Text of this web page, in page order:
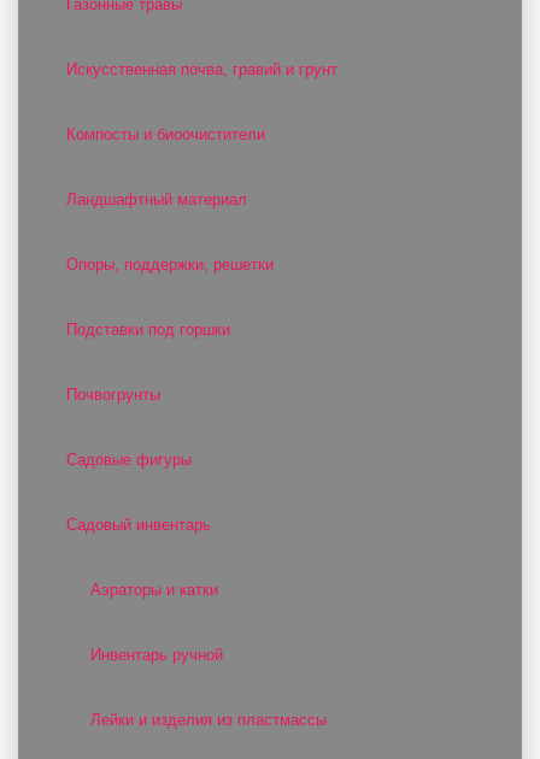
Газонные травы
Искусственная почва, гравий и грунт
Компосты и биоочистители
Ландшафтный материал
Опоры, поддержки, решетки
Подставки под горшки
Почвогрунты
Садовые фигуры
Садовый инвентарь
Аэраторы и катки
Инвентарь ручной
Лейки и изделия из пластмассы